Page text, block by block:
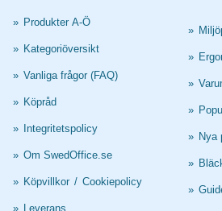
» Produkter A-Ö
» Kategoriöversikt
» Vanliga frågor (FAQ)
» Köpråd
» Integritetspolicy
» Om SwedOffice.se
» Köpvillkor / Cookiepolicy
» Leverans
»
»
»
»
» Nya
»
»